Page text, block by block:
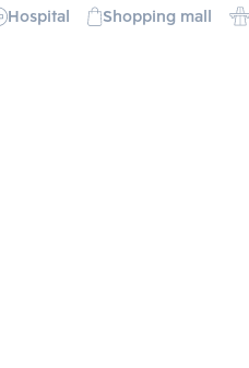
Hospital Shopping mall